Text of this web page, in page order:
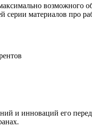
возможного
материалов про
и инноваций его